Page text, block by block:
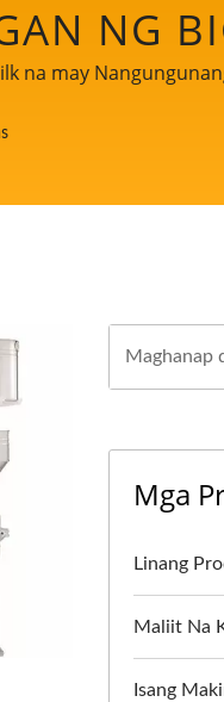
NG
NA
NA
na may
Mga
Linang
Maliit Na
Isang